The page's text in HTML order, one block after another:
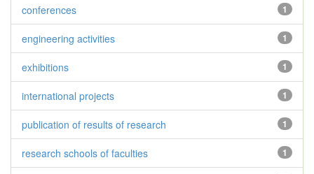
1
conferences
1
engineering activities
1
exhibitions
1
international projects
1
publication of results of research
1
research schools of faculties